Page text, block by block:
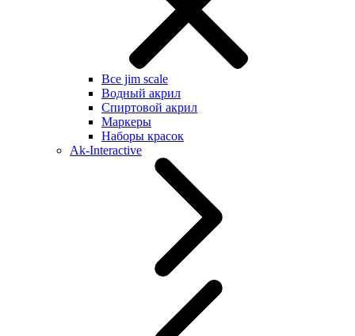
Все jim scale
Водный акрил
Спиртовой акрил
Маркеры
Наборы красок
Ak-Interactive